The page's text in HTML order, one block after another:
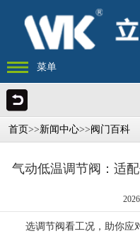
菜单
首页>>新闻中心>>阀门百科
气动低温调节阀：适
选调节阀看工况，助你应